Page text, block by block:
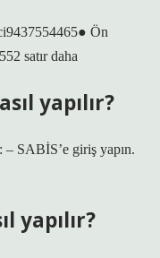
Ön
satır daha
yapılır?
– SABİS’e giriş yapın.
yapılır?